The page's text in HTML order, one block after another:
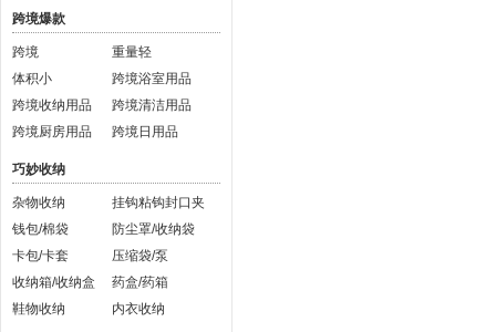
跨境爆款
跨境
重量轻
体积小
跨境浴室用品
跨境收纳用品
跨境清洁用品
跨境厨房用品
跨境日用品
巧妙收纳
杂物收纳
挂钩粘钩封口夹
钱包/棉袋
防尘罩/收纳袋
卡包/卡套
压缩袋/泵
收纳箱/收纳盒
药盒/药箱
鞋物收纳
内衣收纳